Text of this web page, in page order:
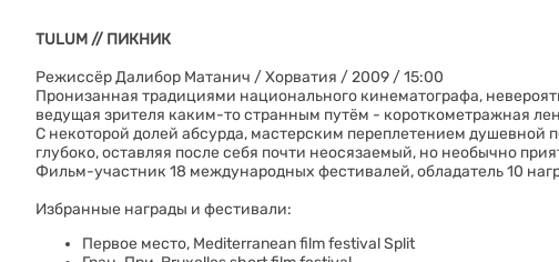
TULUM // ПИКНИК
Режиссёр Далибор Матанич / Хорватия / 2009 / 15:00
Пронизанная традициями национального кинематографа,
ведущая зрителя каким-то странным путём - короткометражная
С некоторой долей абсурда, мастерским переплетением душевной
глубоко, оставляя после себя почти неосязаемый, но необычно
Фильм-участник 18 международных фестивалей, обладатель 10
Избранные награды и фестивали:
Первое место, Mediterranean film festival Split